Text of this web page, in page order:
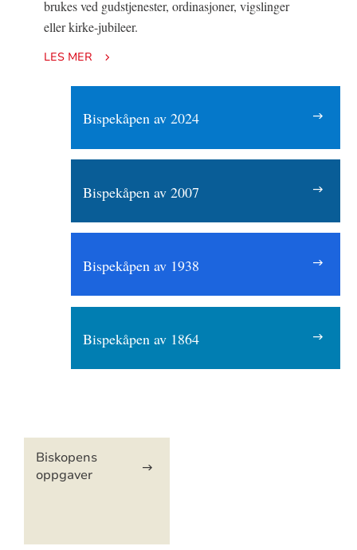
brukes ved gudstjenester, ordinasjoner, vigslinger
eller kirke-jubileer.
LES MER
Bispekåpen av 2024
Bispekåpen av 2007
Bispekåpen av 1938
Bispekåpen av 1864
Artikkelsnarveger
Biskopens
oppgaver